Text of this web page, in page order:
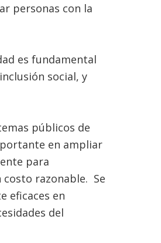
personas con la
es fundamental
social, y
públicos de
en ampliar
para
razonable. Se
eficaces en
del